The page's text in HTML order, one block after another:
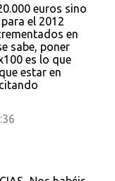
euros sino
el 2012
en
sabe, poner
es lo que
estar en